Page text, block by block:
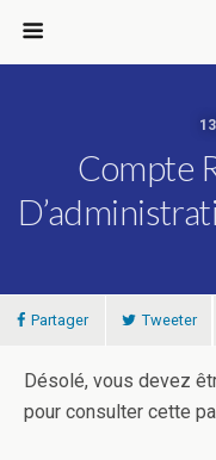
Compte
Partager Tweeter
Désolé, vous devez
pour consulter cette